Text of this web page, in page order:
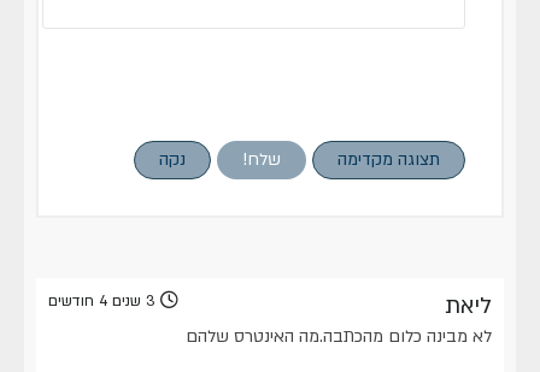
תצוגה מקדימה שלח! נקה
ליאת 3 שנים 4 חודשים
לא מבינה כלום מהכתבה.מה האינטרס שלהם